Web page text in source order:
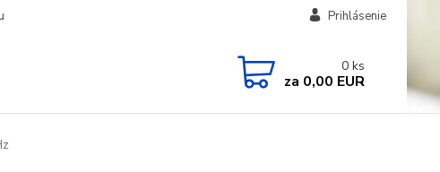
Prihlásenie
0 ks
za 0,00 EUR